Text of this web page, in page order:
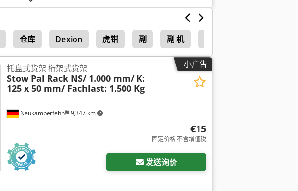
仓库 Dexion 虎钳 副 副 机
小广告
Neukamperfehn 9,347 km
托盘式货架 桁架式货架
Stow Pal Rack NS/ 1.000 mm/ K:
125 x 50 mm/ Fachlast: 1.500 Kg
€15
固定价格 不含增值税
发送询价